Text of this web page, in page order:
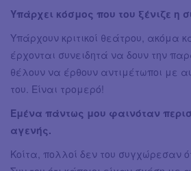
Υπάρχει κόσμος που του ξένιζε η
Υπάρχουν κριτικοί θεάτρου, ακόμα
έρχονται συνειδητά να δουν την
θέλουν να έρθουν αντιμέτωποι με
του. Είναι τρομερό!
Εμένα πάντως μου φαινόταν
αγενής.
Κοίτα, πολλοί δεν του συγχώρεσαν